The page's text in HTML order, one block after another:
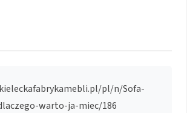
pl/n/Sofa-
warto-ja-miec/186